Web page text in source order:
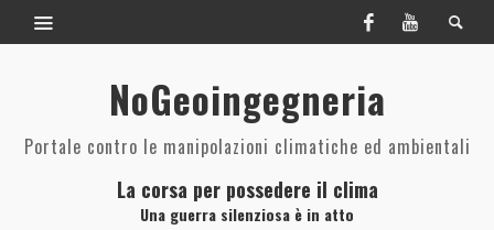
NoGeoingegneria
Portale contro le manipolazioni climatiche ed ambientali
La corsa per possedere il clima
Una guerra silenziosa è in atto